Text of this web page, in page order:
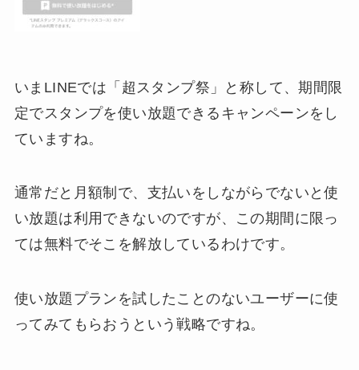
いまLINEでは「超スタンプ祭」と称して、期間限
定でスタンプを使い放題できるキャンペーンをし
ていますね。
通常だと月額制で、支払いをしながらでないと使
い放題は利用できないのですが、この期間に限っ
ては無料でそこを解放しているわけです。
使い放題プランを試したことのないユーザーに使
ってみてもらおうという戦略ですね。